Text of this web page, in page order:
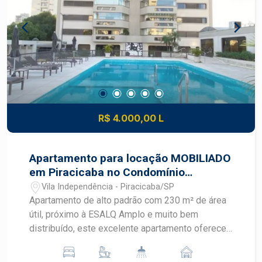
máquinas - Sauna - Dormitório 4 - (Externo) -
Suíte, pode ser usado para escritório ou quarto
de hóspedes - 29 placas fotovoltaicas -
Aquecimento Solar - 2 Cisternas para água de
chuva com capacidade de 3000L e 2000L. 2
dormitórios com saída para espaço gourmet
possuem black out com controle remoto
R$ 4.000,00 L
Apartamento para locação MOBILIADO
em Piracicaba no Condomínio
Residencial Europa proximo a Esalq
Vila Independência - Piracicaba/SP
Apartamento de alto padrão com 230 m² de área
útil, próximo à ESALQ Amplo e muito bem
distribuído, este excelente apartamento oferece
privilegiada. O imóvel conta com 3 vagas de